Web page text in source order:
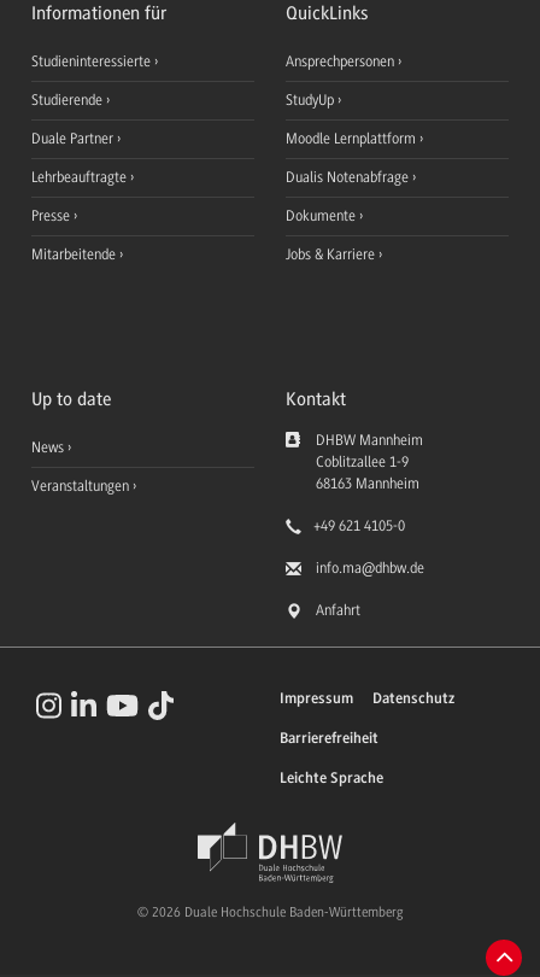
Informationen für
Studieninteressierte
Studierende
Duale Partner
Lehrbeauftragte
Presse
Mitarbeitende
QuickLinks
Ansprechpersonen
StudyUp
Moodle Lernplattform
Dualis Notenabfrage
Dokumente
Jobs & Karriere
Up to date
News
Veranstaltungen
Kontakt
DHBW Mannheim
Coblitzallee 1-9
68163 Mannheim
+49 621 4105-0
info.ma@dhbw.de
Anfahrt
Impressum Datenschutz
Barrierefreiheit
Leichte Sprache
© 2026 Duale Hochschule Baden-Württemberg
Zum